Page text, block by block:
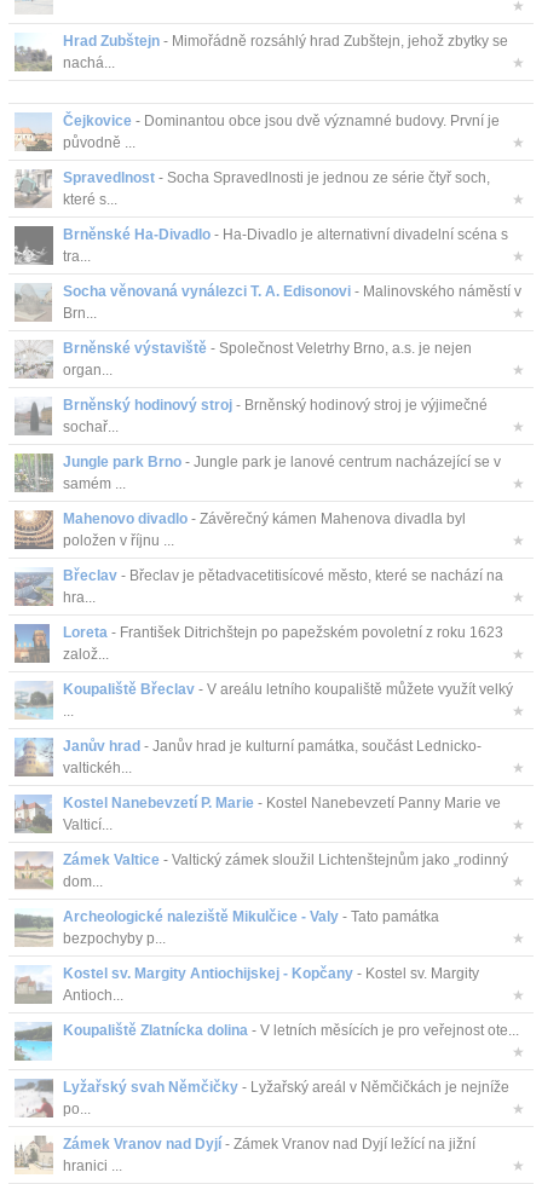
★
Hrad Zubštejn - Mimořádně rozsáhlý hrad Zubštejn, jehož zbytky se
nachá...
★
Čejkovice - Dominantou obce jsou dvě významné budovy. První je
původně ...
★
Spravedlnost - Socha Spravedlnosti je jednou ze série čtyř soch,
které s...
★
Brněnské Ha-Divadlo - Ha-Divadlo je alternativní divadelní scéna s
tra...
★
Socha věnovaná vynálezci T. A. Edisonovi - Malinovského náměstí v
Brn...
★
Brněnské výstaviště - Společnost Veletrhy Brno, a.s. je nejen
organ...
★
Brněnský hodinový stroj - Brněnský hodinový stroj je výjimečné
sochař...
★
Jungle park Brno - Jungle park je lanové centrum nacházející se v
samém ...
★
Mahenovo divadlo - Závěrečný kámen Mahenova divadla byl
položen v říjnu ...
★
Břeclav - Břeclav je pětadvacetitisícové město, které se nachází na
hra...
★
Loreta - František Ditrichštejn po papežském povoletní z roku 1623
založ...
★
Koupaliště Břeclav - V areálu letního koupaliště můžete využít velký
...
★
Janův hrad - Janův hrad je kulturní památka, součást Lednicko-
valtickéh...
★
Kostel Nanebevzetí P. Marie - Kostel Nanebevzetí Panny Marie ve
Valticí...
★
Zámek Valtice - Valtický zámek sloužil Lichtenštejnům jako „rodinný
dom...
★
Archeologické naleziště Mikulčice - Valy - Tato památka
bezpochyby p...
★
Kostel sv. Margity Antiochijskej - Kopčany - Kostel sv. Margity
Antioch...
★
Koupaliště Zlatnícka dolina - V letních měsících je pro veřejnost ote...
★
Lyžařský svah Němčičky - Lyžařský areál v Němčičkách je nejníže
po...
★
Zámek Vranov nad Dyjí - Zámek Vranov nad Dyjí ležící na jižní
hranici ...
★